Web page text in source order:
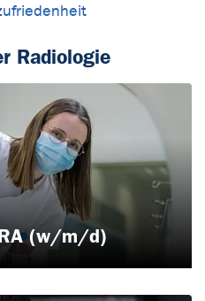
Radiologie
(w/m/d)